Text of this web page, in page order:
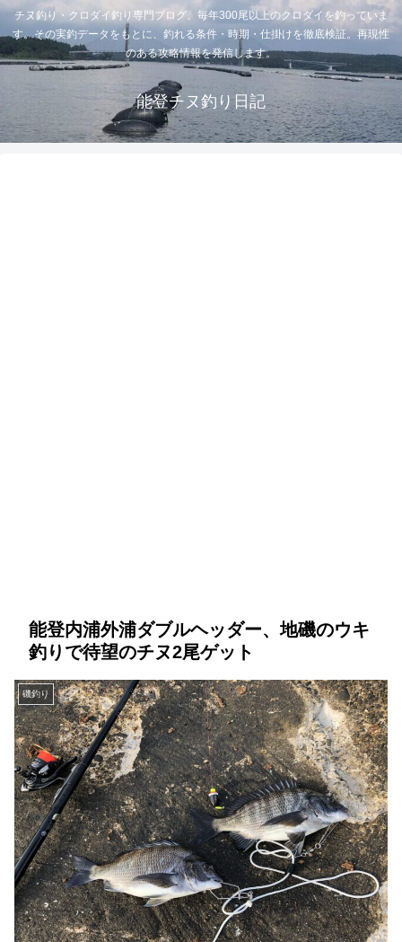
チヌ釣り・クロダイ釣り専門ブログ。毎年300尾以上のクロダイを釣っていま
す。その実釣データをもとに、釣れる条件・時期・仕掛けを徹底検証。再現性
のある攻略情報を発信します。
能登チヌ釣り日記
能登内浦外浦ダブルヘッダー、地磯のウキ
釣りで待望のチヌ2尾ゲット
磯釣り